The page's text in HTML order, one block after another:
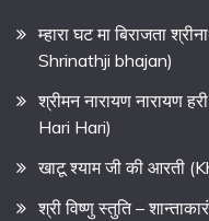
म्हारा घट मा बिराजता
Shrinathji bhajan)
श्रीमन नारायण नारायण
Hari Hari)
खाटू श्याम जी की आरती
श्री विष्णु स्तुति –